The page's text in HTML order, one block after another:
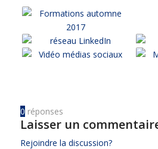
0 réponses
Laisser un
Rejoindre la discussion?